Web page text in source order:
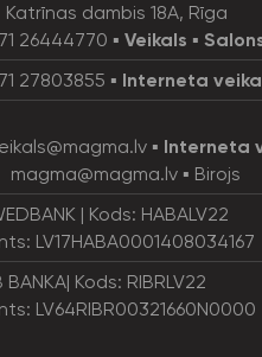
Katrīnas dambis 18A, Rīga
26444770 ▪ Veikals ▪
27803855 ▪ Interneta
▪ Interneta
magma@magma.lv▪ Birojs
| Kods: HABALV22
LV17HABA0001408034167
BANKA| Kods: RIBRLV22
LV64RIBR00321660N0000